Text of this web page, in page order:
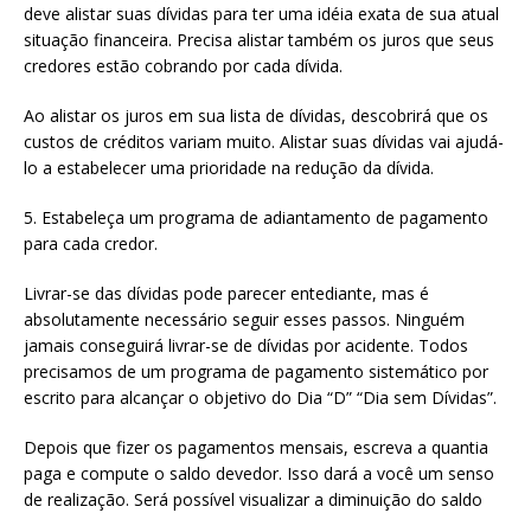
deve alistar suas dívidas para ter uma idéia exata de sua atual
situação financeira. Precisa alistar também os juros que seus
credores estão cobrando por cada dívida.
Ao alistar os juros em sua lista de dívidas, descobrirá que os
custos de créditos variam muito. Alistar suas dívidas vai ajudá-
lo a estabelecer uma prioridade na redução da dívida.
5. Estabeleça um programa de adiantamento de pagamento
para cada credor.
Livrar-se das dívidas pode parecer entediante, mas é
absolutamente necessário seguir esses passos. Ninguém
jamais conseguirá livrar-se de dívidas por acidente. Todos
precisamos de um programa de pagamento sistemático por
escrito para alcançar o objetivo do Dia “D” “Dia sem Dívidas”.
Depois que fizer os pagamentos mensais, escreva a quantia
paga e compute o saldo devedor. Isso dará a você um senso
de realização. Será possível visualizar a diminuição do saldo